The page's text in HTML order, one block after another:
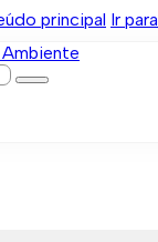
principal Ir